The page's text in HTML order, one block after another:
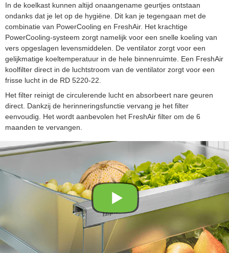
In de koelkast kunnen altijd onaangename geurtjes ontstaan
ondanks dat je let op de hygiëne. Dit kan je tegengaan met de
combinatie van PowerCooling en FreshAir. Het krachtige
PowerCooling-systeem zorgt namelijk voor een snelle koeling van
vers opgeslagen levensmiddelen. De ventilator zorgt voor een
gelijkmatige koeltemperatuur in de hele binnenruimte. Een FreshAir
koolfilter direct in de luchtstroom van de ventilator zorgt voor een
frisse lucht in de RD 5220-22.
Het filter reinigt de circulerende lucht en absorbeert nare geuren
direct. Dankzij de herinneringsfunctie vervang je het filter
eenvoudig. Het wordt aanbevolen het FreshAir filter om de 6
maanden te vervangen.